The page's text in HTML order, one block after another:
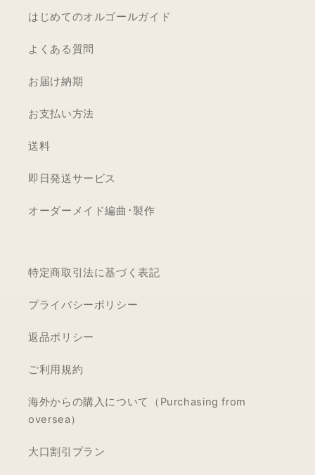
はじめてのオルゴールガイド
よくある質問
お届け納期
お支払い方法
送料
即日発送サービス
オーダーメイド編曲･製作
特定商取引法に基づく表記
プライバシーポリシー
返品ポリシー
ご利用規約
海外からの購入について（Purchasing from
oversea）
大口割引プラン